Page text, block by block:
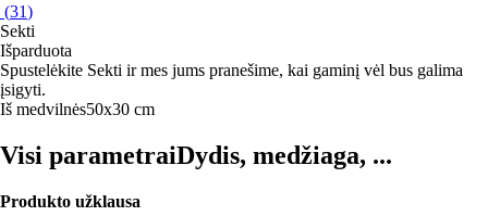
(31)
Sekti
Išparduota
Spustelėkite Sekti ir mes jums pranešime, kai gaminį vėl bus galima
įsigyti.
Iš medvilnės50x30 cm
Visi parametraiDydis, medžiaga, ...
Produkto užklausa